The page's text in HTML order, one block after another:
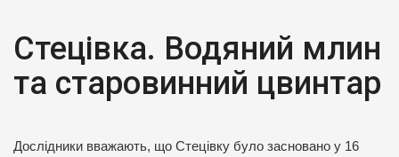
Стецівка. Водяний млин
та старовинний цвинтар
Дослідники вважають, що Стецівку було засновано у 16